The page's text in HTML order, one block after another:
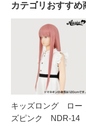
カテゴリおすすめ
キッズロング ロー
ズピンク NDR-14